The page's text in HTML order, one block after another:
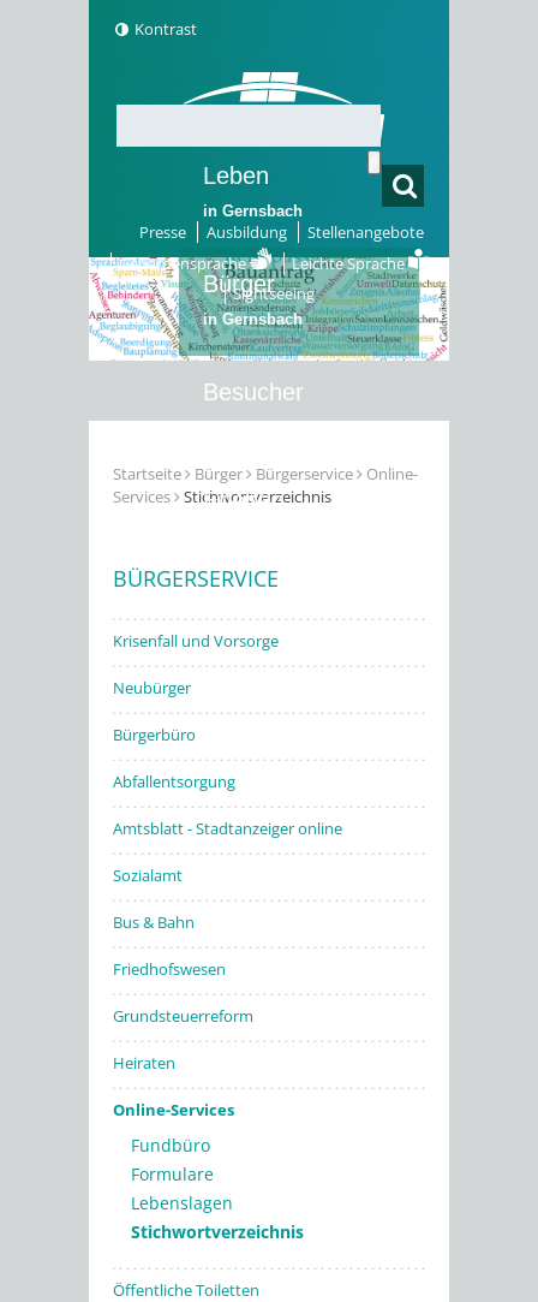
Kontrast
Presse Ausbildung
Stellenangebote
Gebärdensprache
Leichte Sprache
Sightseeing
Leben
in Gernsbach
Bürger
in Gernsbach
Besucher
Erleben
Startseite Bürger Bürgerservice
Online-
Services
Stichwortverzeichnis
BÜRGERSERVICE
Krisenfall und Vorsorge
Neubürger
Bürgerbüro
Abfallentsorgung
Amtsblatt - Stadtanzeiger online
Sozialamt
Bus & Bahn
Friedhofswesen
Grundsteuerreform
Heiraten
Online-Services
Fundbüro
Formulare
Lebenslagen
Stichwortverzeichnis
Öffentliche Toiletten